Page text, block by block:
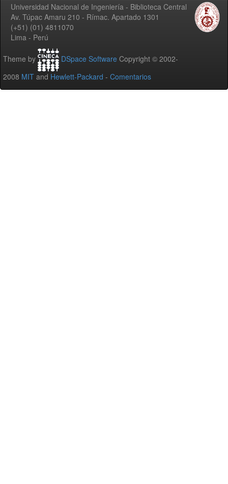
Universidad Nacional de Ingeniería - Biblioteca Central
Av. Túpac Amaru 210 - Rímac. Apartado 1301
(+51) (01) 4811070
Lima - Perú
Theme by DSpace Software Copyright © 2002-
2008 MIT and Hewlett-Packard - Comentarios